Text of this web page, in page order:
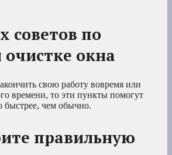
советов по
окна
свою работу вовремя или
времени, то эти пункты помогут
чем обычно.
правильную